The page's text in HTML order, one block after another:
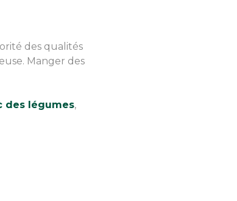
des qualités
Manger des
des légumes,